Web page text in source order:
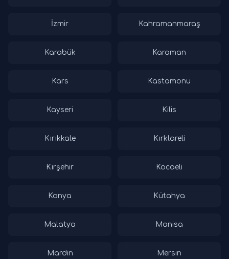
İzmir Kahramanmaraş
Karabük Karaman
Kars Kastamonu
Kayseri Kilis
Kırıkkale Kırklareli
Kırşehir Kocaeli
Konya Kütahya
Malatya Manisa
Mardin Mersin